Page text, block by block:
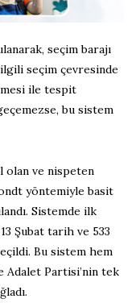
seçim barajı
seçim çevresinde
ile tespit
bu sistem
olan ve nispeten
yöntemiyle basit
Sistemde ilk
Şubat tarih ve 533
Bu sistem hem
Adalet Partisi’nin tek